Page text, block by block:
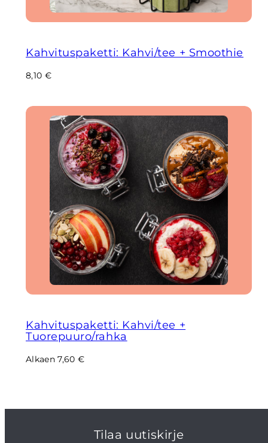
Kahvituspaketti: Kahvi/tee + Smoothie
Regular
8,10 €
Kahvituspaketti: Kahvi/tee +
Tuorepuuro/rahka
Regular
Alkaen 7,60 €
Tilaa uutiskirje